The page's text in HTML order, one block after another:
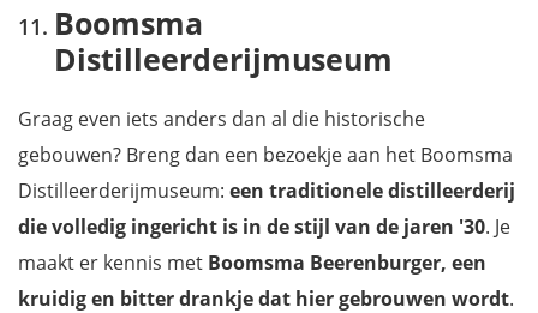
Boomsma
Distilleerderijmuseum
Graag even iets anders dan al die historische
gebouwen? Breng dan een bezoekje aan het Boomsma
Distilleerderijmuseum: een traditionele distilleerderij
die volledig ingericht is in de stijl van de jaren '30. Je
maakt er kennis met Boomsma Beerenburger, een
kruidig en bitter drankje dat hier gebrouwen wordt.